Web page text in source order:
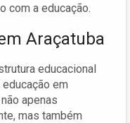
com a educação.
Araçatuba
educacional
em
apenas
mas também